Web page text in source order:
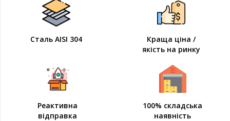
Сталь AISI 304
Краща ціна /
якість на ринку
Реактивна
відправка
100% складська
наявність